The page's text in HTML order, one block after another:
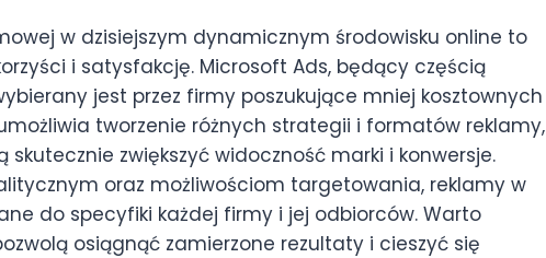
w dzisiejszym dynamicznym środowisku online to
i satysfakcję. Microsoft Ads, będący częścią
jest przez firmy poszukujące mniej kosztownych
tworzenie różnych strategii i formatów reklamy,
zwiększyć widoczność marki i konwersje.
oraz możliwościom targetowania, reklamy w
do specyfiki każdej firmy i jej odbiorców. Warto
osiągnąć zamierzone rezultaty i cieszyć się